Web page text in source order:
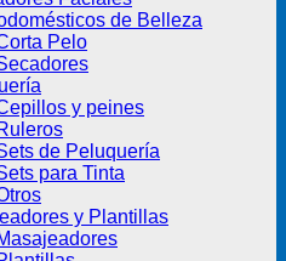
de Belleza
Pelo
y peines
de Peluquería
para Tinta
y Plantillas